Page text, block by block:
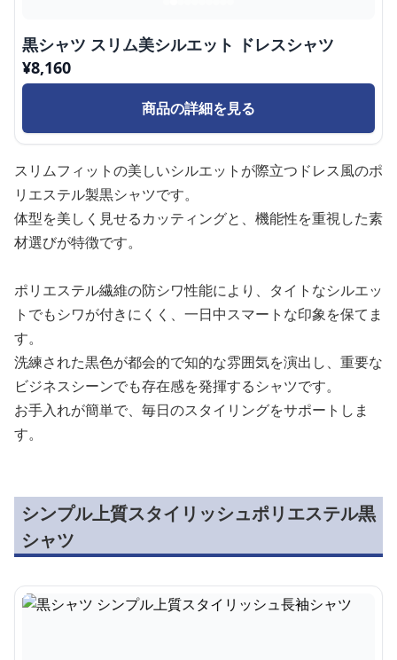
黒シャツ スリム美シルエット ドレスシャツ
¥8,160
商品の詳細を見る
スリムフィットの美しいシルエットが際立つドレス風のポ
リエステル製黒シャツです。
体型を美しく見せるカッティングと、機能性を重視した素
材選びが特徴です。
ポリエステル繊維の防シワ性能により、タイトなシルエッ
トでもシワが付きにくく、一日中スマートな印象を保てま
す。
洗練された黒色が都会的で知的な雰囲気を演出し、重要な
ビジネスシーンでも存在感を発揮するシャツです。
お手入れが簡単で、毎日のスタイリングをサポートしま
す。
シンプル上質スタイリッシュポリエステル黒
シャツ